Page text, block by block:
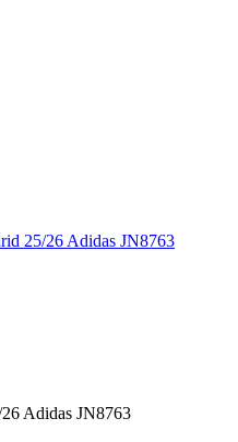
25/26 Adidas JN8763
Adidas JN8763